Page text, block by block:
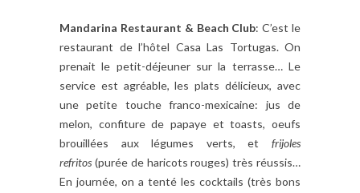
Mandarina Restaurant & Beach Club: C’est le
restaurant de l’hôtel Casa Las Tortugas. On
prenait le petit-déjeuner sur la terrasse… Le
service est agréable, les plats délicieux, avec
une petite touche franco-mexicaine: jus de
melon, confiture de papaye et toasts, oeufs
brouillées aux légumes verts, et frijoles
refritos (purée de haricots rouges) très réussis…
En journée, on a tenté les cocktails (très bons